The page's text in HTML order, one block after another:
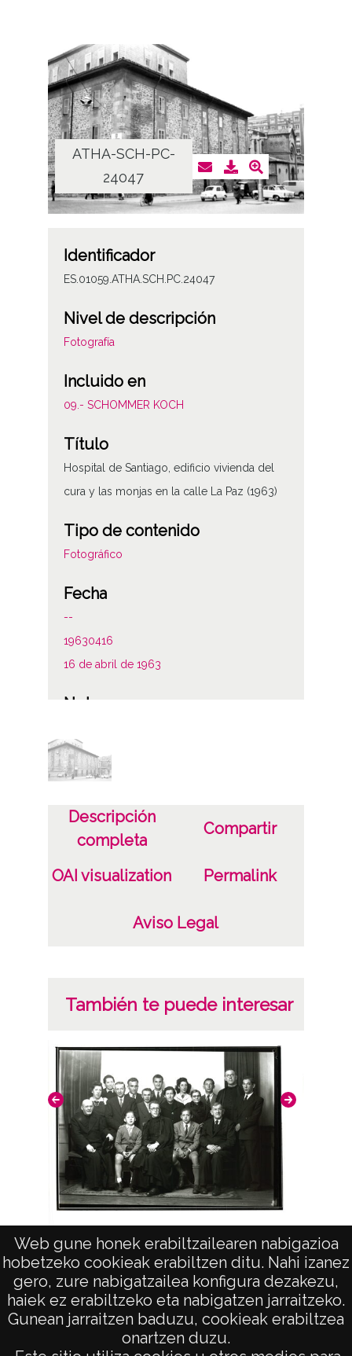
Web gune honek erabiltzailearen nabigazioa
hobetzeko cookieak erabiltzen ditu. Nahi izanez
gero, zure nabigatzailea konfigura dezakezu,
haiek ez erabiltzeko eta nabigatzen jarraitzeko.
Gunean jarraitzen baduzu, cookieak erabiltzea
onartzen duzu.
ATHA-SCH-PC-
24047
Identificador
ES.01059.ATHA.SCH.PC.24047
Nivel de descripción
Fotografía
Incluido en
09.- SCHOMMER KOCH
Título
Hospital de Santiago, edificio vivienda del
cura y las monjas en la calle La Paz (1963)
Tipo de contenido
Fotográfico
Fecha
--
19630416
16 de abril de 1963
Notas
cura y las monjas en la calle La Paz. Al
fondo la capilla del Hospital
Sign copias: Carpeta 167 - Positivos 24047
CC BY-NC-SA 4.0
Descripción
completa
Compartir
OAI visualization Permalink
Aviso Legal
También te puede interesar
"Crescencio Torralba"
AVISO LEGAL